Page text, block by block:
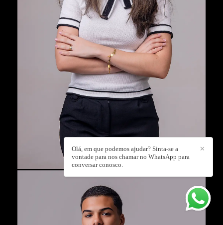
✕
Olá, em que podemos ajudar? Sinta-se a
vontade para nos chamar no WhatsApp para
conversar conosco.